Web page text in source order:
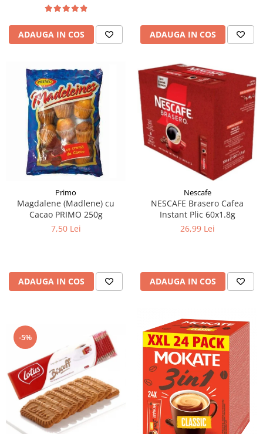
ADAUGA IN COS ADAUGA IN COS
Primo
Magdalene (Madlene) cu
Cacao PRIMO 250g
7,50 Lei
ADAUGA IN COS
Nescafe
NESCAFE Brasero Cafea
Instant Plic 60x1.8g
26,99 Lei
ADAUGA IN COS
-5%